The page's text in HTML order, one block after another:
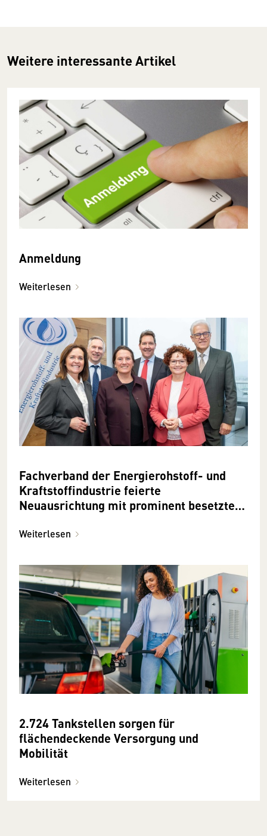
Weitere interessante Artikel
Anmeldung
Weiterlesen
Fachverband der Energierohstoff- und
Kraftstoffindustrie feierte
Neuausrichtung mit prominent besetztem
Weiterlesen
2.724 Tankstellen sorgen für
flächendeckende Versorgung und
Mobilität
Weiterlesen